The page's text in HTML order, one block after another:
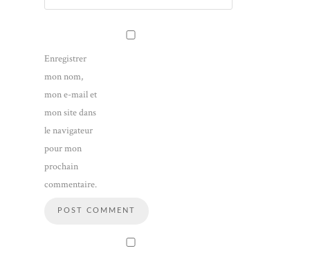
Enregistrer
mon nom,
mon e-mail et
mon site dans
le navigateur
pour mon
prochain
commentaire.